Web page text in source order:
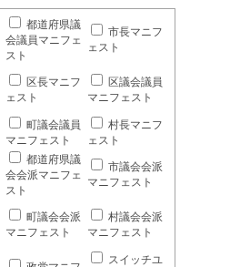
都道府県議
会議員マニフェ
スト
市長マニフ
ェスト
区長マニフ
ェスト
区議会議員
マニフェスト
町議会議員
マニフェスト
村長マニフ
ェスト
都道府県議
会会派マニフェ
スト
市議会会派
マニフェスト
町議会会派
マニフェスト
村議会会派
マニフェスト
スイッチユ